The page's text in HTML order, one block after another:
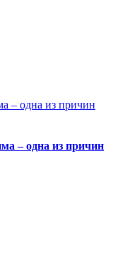
– одна из причин
– одна из причин